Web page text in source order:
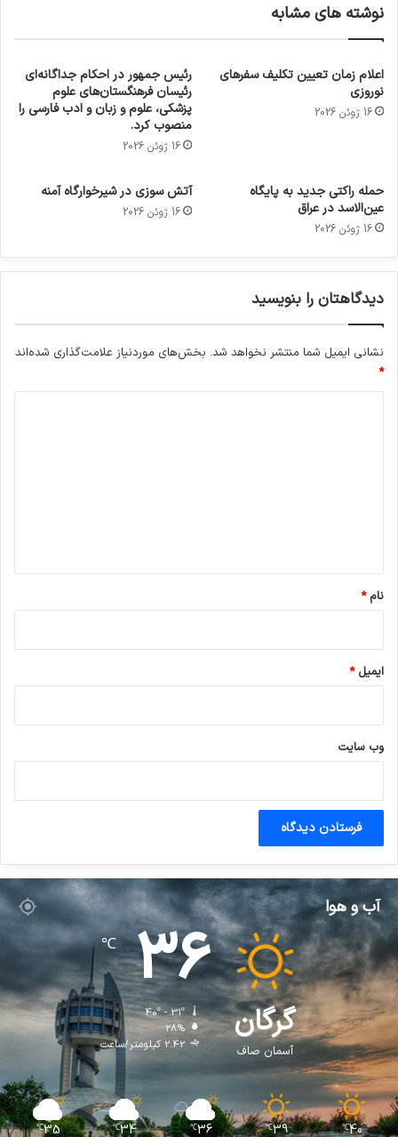
نوشته های مشابه
اعلام زمان تعیین تکلیف سفرهای
نوروزی
16 ژوئن 2026
رئیس جمهور در احکام جداگانه‌ای
رئیسان فرهنگستان‌های علوم
پزشکی، علوم و زبان و ادب فارسی را
منصوب کرد.
16 ژوئن 2026
حمله راکتی جدید به پایگاه
عین‌الاسد در عراق
16 ژوئن 2026
آتش سوزی در شیرخوارگاه آمنه
16 ژوئن 2026
دیدگاهتان را بنویسید
نشانی ایمیل شما منتشر نخواهد شد. بخش‌های موردنیاز علامت‌گذاری شده‌اند
*
نام*
ایمیل*
وب‌ سایت
آب و هوا
گرگان
آسمان صاف
36
℃
40º - 31º
28%
2.42 کیلومتر/ساعت
40
℃
39
℃
36
℃
34
℃
35
℃